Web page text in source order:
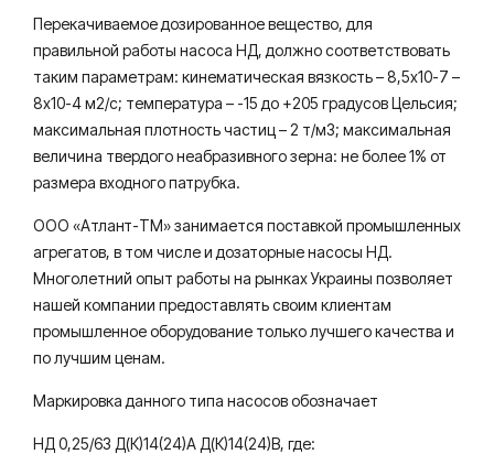
Перекачиваемое дозированное вещество, для
правильной работы насоса НД, должно соответствовать
таким параметрам: кинематическая вязкость – 8,5х10-7 –
8х10-4 м2/с; температура – -15 до +205 градусов Цельсия;
максимальная плотность частиц – 2 т/м3; максимальная
величина твердого неабразивного зерна: не более 1% от
размера входного патрубка.
ООО «Атлант-ТМ» занимается поставкой промышленных
агрегатов, в том числе и дозаторные насосы НД.
Многолетний опыт работы на рынках Украины позволяет
нашей компании предоставлять своим клиентам
промышленное оборудование только лучшего качества и
по лучшим ценам.
Маркировка данного типа насосов обозначает
НД 0,25/63 Д(К)14(24)А Д(К)14(24)В, где: